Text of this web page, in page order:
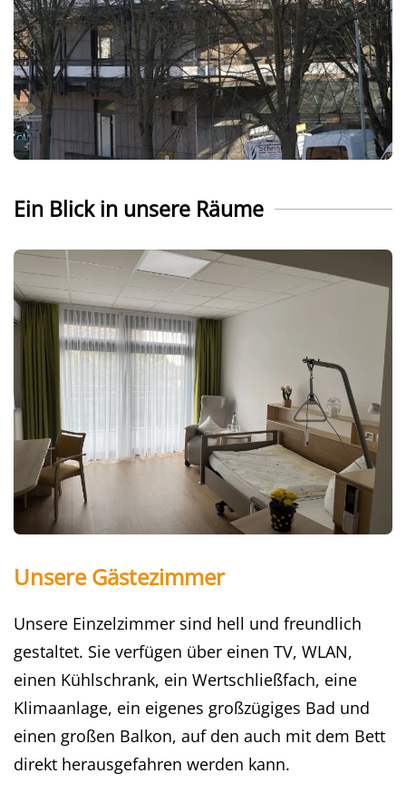
Ein Blick in unsere Räume
Unsere Gästezimmer
Unsere Einzelzimmer sind hell und freundlich
gestaltet. Sie verfügen über einen TV, WLAN,
einen Kühlschrank, ein Wertschließfach, eine
Klimaanlage, ein eigenes großzügiges Bad und
einen großen Balkon, auf den auch mit dem Bett
direkt herausgefahren werden kann.